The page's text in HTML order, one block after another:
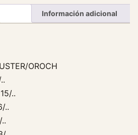
Información adicional
OROCH
..
..